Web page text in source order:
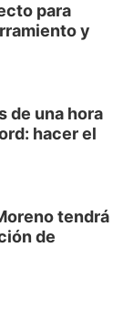
para
y
de una hora
hacer el
tendrá
de